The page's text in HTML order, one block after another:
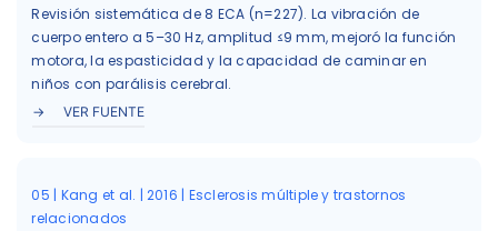
Revisión sistemática de 8 ECA (n=227). La vibración de
cuerpo entero a 5–30 Hz, amplitud ≤9 mm, mejoró la función
motora, la espasticidad y la capacidad de caminar en
niños con parálisis cerebral.
VER FUENTE
05 | Kang et al. | 2016 | Esclerosis múltiple y trastornos
relacionados